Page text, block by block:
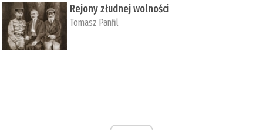
Rejony złudnej wolności
Tomasz Panfil